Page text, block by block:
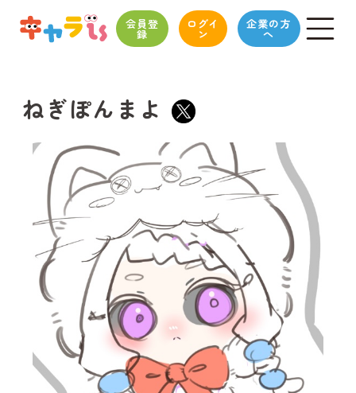
会員登
録
ログイ
ン
企業の方
へ
ねぎぽんまよ